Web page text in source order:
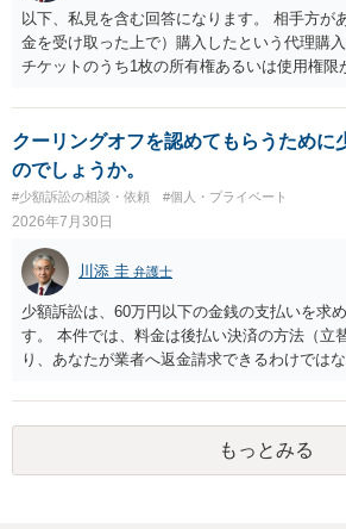
う。 何か本人を示す事実（振込先などの情報
情報を割り出していくしかないように思えま
以下、私見を含む回答になります。 相手方が
金を受け取った上で）購入したという代理購
チケットのうち1枚の所有権あるいは使用権限
す。 一方、このチケット購入には「相手方と
も付随していたことを無視することができま
ば、交際を終了させたことにより「一緒に行
重大な障害が発生しており、当然にチケット
かは微妙であり、むしろ返金すべきとするの
合致するのではないか、という判断に傾くこ
えば、当該チケットが座席指定である場合、
隣り合わせになることは避けたいという心理
ところです。一方、チケットがエリア指定の
合わせにならずに済むかもしれませんし、そ
あったり特別席であったりすれば、判断は変
ん。当該チケットがチケット転売防止法に規
該当し、券面上使用者が指定されている場合
外に選択肢がない場合もあるでしょう。 この
法的には「当事者の合理的意思」がどこにあ
必要になると思われます。なかなか難しい問
クーリングオフを認めてもらうために
のでしょうか。
#少額訴訟の相談・依頼 #個人・プライベート
2026年7月30日
川添 圭 弁護士
少額訴訟は、60万円以下の金銭の支払いを求
す。 本件では、料金は後払い決済の方法（立
り、あなたが業者へ返金請求できるわけでは
在確認請求訴訟を提起することも考えられま
業者へ（原契約のクーリング・オフの証拠の
の通知書を送り、もし訴訟や支払督促を行っ
争う、というやり方がベターではないかと思
もっとみる